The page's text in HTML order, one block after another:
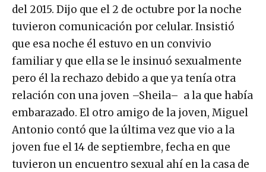
del 2015. Dijo que el 2 de octubre por la noche
tuvieron comunicación por celular. Insistió
que esa noche él estuvo en un convivio
familiar y que ella se le insinuó sexualmente
pero él la rechazo debido a que ya tenía otra
relación con una joven –Sheila– a la que había
embarazado. El otro amigo de la joven, Miguel
Antonio contó que la última vez que vio a la
joven fue el 14 de septiembre, fecha en que
tuvieron un encuentro sexual ahí en la casa de